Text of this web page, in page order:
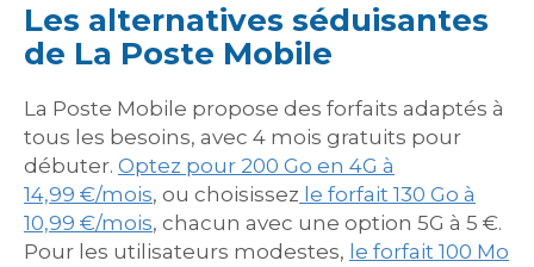
Les alternatives séduisantes
de La Poste Mobile
La Poste Mobile propose des forfaits adaptés à
tous les besoins, avec 4 mois gratuits pour
débuter. Optez pour 200 Go en 4G à
14,99 €/mois, ou choisissez le forfait 130 Go à
10,99 €/mois, chacun avec une option 5G à 5 €.
Pour les utilisateurs modestes, le forfait 100 Mo